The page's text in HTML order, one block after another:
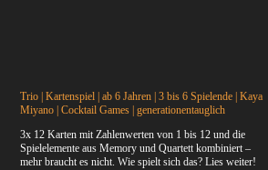
Trio | Kartenspiel | ab 6 Jahren | 3 bis 6 Spielende |Kaya
Miyano | Cocktail Games | generationentauglich
3x 12 Karten mit Zahlenwerten von 1 bis 12 und die
Spielelemente aus Memory und Quartett kombiniert –
mehr braucht es nicht. Wie spielt sich das? Lies weiter!